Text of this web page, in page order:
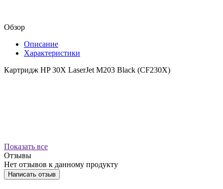
Обзор
Описание
Характеристики
Картридж HP 30X LaserJet M203 Black (CF230X)
Показать все
Отзывы
Нет отзывов к данному продукту
Написать отзыв